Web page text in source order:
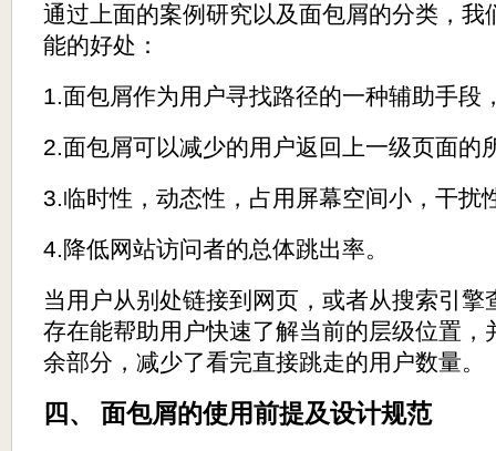
通过上面的案例研究以及面包屑的分类，我
能的好处：
1.面包屑作为用户寻找路径的一种辅助手段
2.面包屑可以减少的用户返回上一级页面的
3.临时性，动态性，占用屏幕空间小，干扰
4.降低网站访问者的总体跳出率。
当用户从别处链接到网页，或者从搜索引
存在能帮助用户快速了解当前的层级位置，
余部分，减少了看完直接跳走的用户数量。
四、 面包屑的使用前提及设计规范